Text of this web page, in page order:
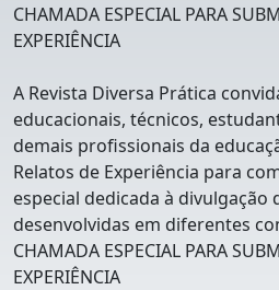
CHAMADA ESPECIAL PARA
EXPERIÊNCIA
A Revista Diversa Prática
educacionais, técnicos,
demais profissionais da
Relatos de Experiência para
especial dedicada à divulgação
desenvolvidas em diferentes
CHAMADA ESPECIAL PARA
EXPERIÊNCIA